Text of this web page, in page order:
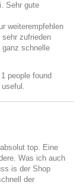
Sehr gute
weiterempfehlen
sehr zufrieden
ganz schnelle
people found
top. Eine
Was ich auch
is der Shop
der